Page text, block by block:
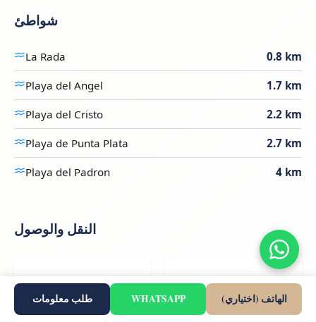
شواطئ
La Rada 0.8 km
Playa del Angel 1.7 km
Playa del Cristo 2.2 km
Playa de Punta Plata 2.7 km
Playa del Padron 4 km
النقل والوصول
36 km
Gibraltar (GIB)
64 km
Malaga-Costa Del Sol
(AGP)
طلب معلومات WHATSAPP الهاتف (اختياري)